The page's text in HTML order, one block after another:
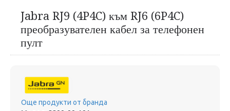
Jabra RJ9 (4P4C) към RJ6 (6P4C)
преобразувателен кабел за телефонен
пулт
Още продукти от бранда